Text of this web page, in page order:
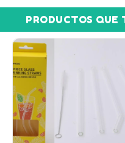
PRODUCTOS QUE